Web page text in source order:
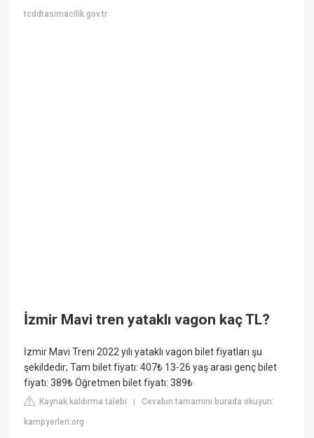
tcddtasimacilik.gov.tr
İzmir Mavi tren yataklı vagon kaç TL?
İzmir Mavi Treni 2022 yılı yataklı vagon bilet fiyatları şu
şekildedir; Tam bilet fiyatı: 407₺ 13-26 yaş arası genç bilet
fiyatı: 389₺ Öğretmen bilet fiyatı: 389₺
Kaynak kaldırma talebi |Cevabın tamamını burada okuyun:
kampyerleri.org